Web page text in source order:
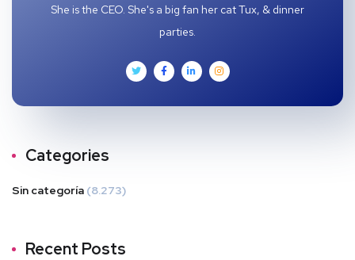
She is the CEO. She's a big fan her cat Tux, & dinner
parties.
Categories
Sin categoría (8.273)
Recent Posts